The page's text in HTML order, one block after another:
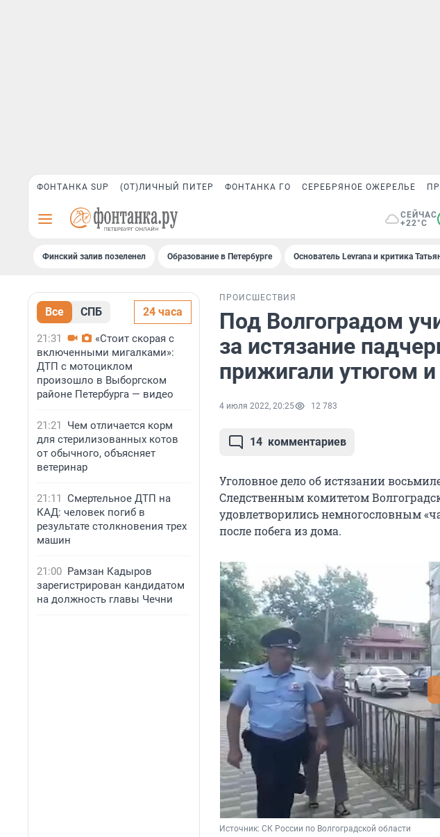
ФОНТАНКА SUP (ОТ)ЛИЧНЫЙ ПИТЕР ФОНТАНКА ГО СЕРЕБРЯНОЕ ОЖЕРЕЛЬЕ
СЕЙЧАС
+22°C
Финский залив позеленел Образование в Петербурге Основатель Levrana и критика
Все СПБ 24 часа
21:31
«Стоит скорая с
включенными мигалками»:
ДТП с мотоциклом
произошло в Выборгском
районе Петербурга — видео
21:21
Чем отличается корм
для стерилизованных котов
от обычного, объясняет
ветеринар
21:11 Смертельное ДТП на
КАД: человек погиб в
результате столкновения трех
машин
21:00 Рамзан Кадыров
зарегистрирован кандидатом
на должность главы Чечни
ПРОИСШЕСТВИЯ
Под Волгоградом
за истязание
прижигали утюгом и
4 июля 2022, 20:25 12 783
14 комментариев
Уголовное дело об истязании
Следственным комитетом
удовлетворились немногословным
после побега из дома.
Источник: СК России по Волгоградской области